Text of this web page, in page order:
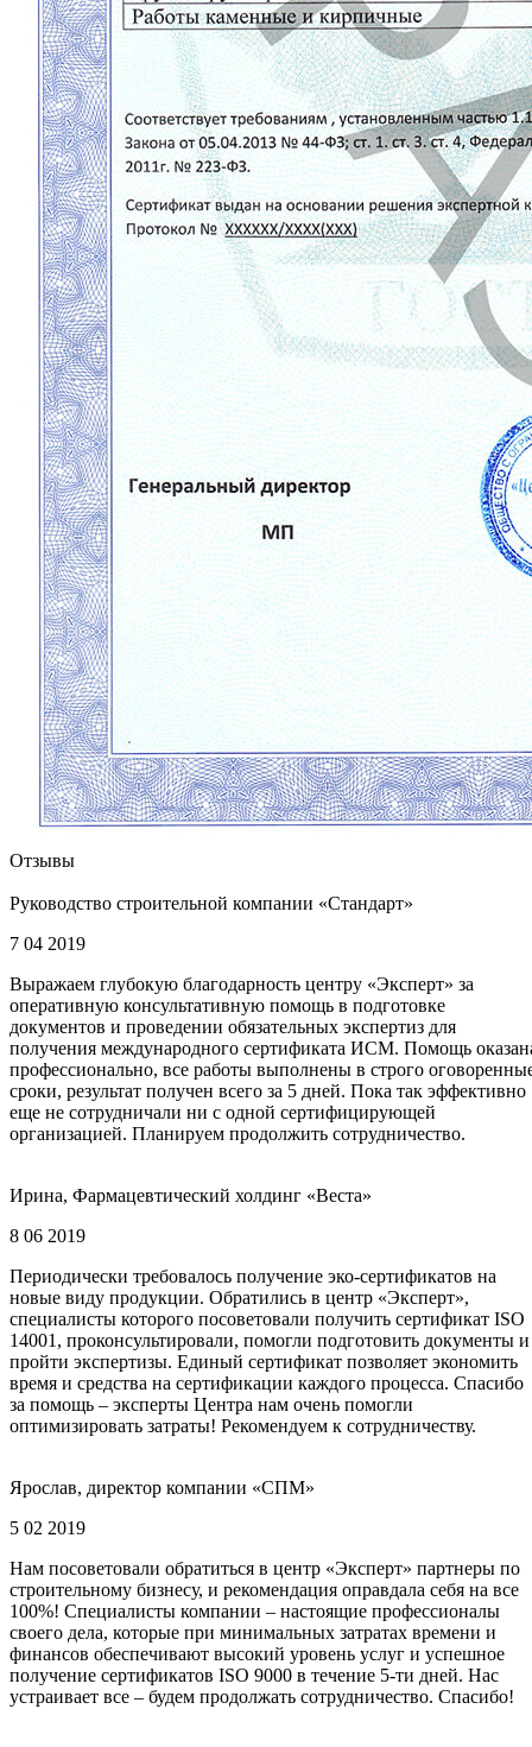
Отзывы
Руководство строительной компании «Стандарт»
7 04 2019
Выражаем глубокую благодарность центру «Эксперт» за
оперативную консультативную помощь в подготовке
документов и проведении обязательных экспертиз для
получения международного сертификата ИСМ. Помощь
профессионально, все работы выполнены в строго
сроки, результат получен всего за 5 дней. Пока так эффективно
еще не сотрудничали ни с одной сертифицирующей
организацией. Планируем продолжить сотрудничество.
Ирина, Фармацевтический холдинг «Веста»
8 06 2019
Периодически требовалось получение эко-сертификатов на
новые виду продукции. Обратились в центр «Эксперт»,
специалисты которого посоветовали получить сертификат ISO
14001, проконсультировали, помогли подготовить документы и
пройти экспертизы. Единый сертификат позволяет экономить
время и средства на сертификации каждого процесса. Спасибо
за помощь – эксперты Центра нам очень помогли
оптимизировать затраты! Рекомендуем к сотрудничеству.
Ярослав, директор компании «СПМ»
5 02 2019
Нам посоветовали обратиться в центр «Эксперт» партнеры по
строительному бизнесу, и рекомендация оправдала себя на все
100%! Специалисты компании – настоящие профессионалы
своего дела, которые при минимальных затратах времени и
финансов обеспечивают высокий уровень услуг и успешное
получение сертификатов ISO 9000 в течение 5-ти дней. Нас
устраивает все – будем продолжать сотрудничество. Спасибо!